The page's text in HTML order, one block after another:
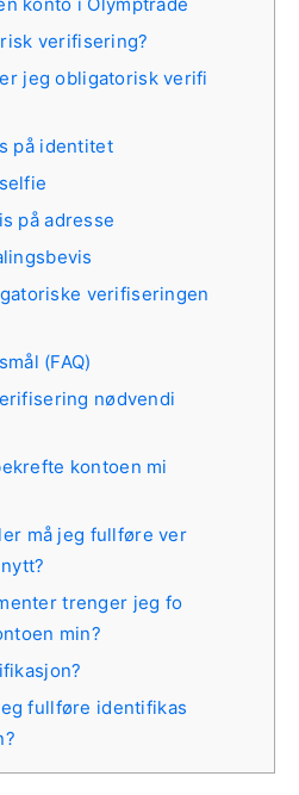
verifisering?
jeg obligatorisk verifi
på identitet
på adresse
verifiseringen
(FAQ)
nødvendi
kontoen mi
må jeg fullføre ver
trenger jeg fo
min?
fullføre identifikas